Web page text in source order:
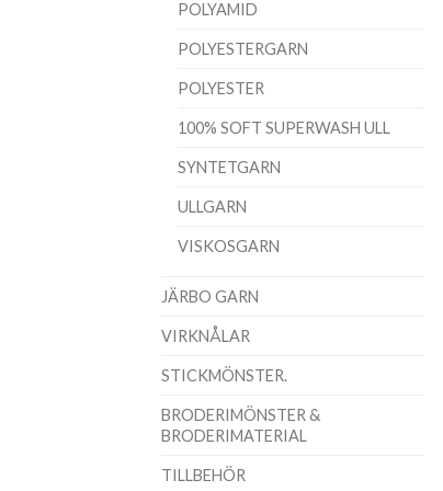
POLYAMID
POLYESTERGARN
POLYESTER
100% SOFT SUPERWASH ULL
SYNTETGARN
ULLGARN
VISKOSGARN
JÄRBO GARN
VIRKNÅLAR
STICKMÖNSTER.
BRODERIMÖNSTER &
BRODERIMATERIAL
TILLBEHÖR